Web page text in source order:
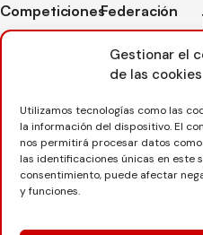
Gestionar el
de las cookies
Utilizamos tecnologías como las
la información del dispositivo. El
nos permitirá procesar datos
las identificaciones únicas en este
consentimiento, puede afectar
y funciones.
Competiciones
Competiciones
Playa
Competiciones
Nieve
Federación
Transparencia
Entrenadores
Seguro
deportivo
Copyright © 2025